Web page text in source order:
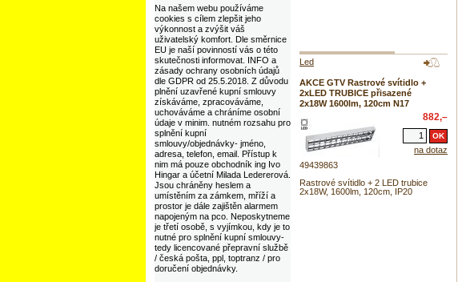
Led
AKCE GTV Rastrové svítidlo +
2xLED TRUBICE přisazené
2x18W 1600lm, 120cm N17
882,–
na dotaz
49439863
Rastrové svítidlo + 2 LED trubice
2x18W, 1600lm, 120cm, IP20
Na našem webu používáme
cookies s cílem zlepšit jeho
výkonnost a zvýšit váš
uživatelský komfort. Dle směrnice
EU je naší povinností vás o této
skutečnosti informovat. INFO a
zásady ochrany osobních údajů
dle GDPR od 25.5.2018. Z důvodu
plnění uzavřené kupní smlouvy
získáváme, zpracováváme,
uchováváme a chráníme osobní
údaje v minim. nutném rozsahu pro
splnění kupní
smlouvy/objednávky- jméno,
adresa, telefon, email. Přístup k
nim má pouze obchodník ing Ivo
Hingar a účetní Milada Ledererová.
Jsou chráněny heslem a
umístěním za zámkem, mříží a
prostor je dále zajištěn alarmem
napojeným na pco. Neposkytneme
je třetí osobě, s vyjímkou, kdy je to
nutné pro splnění kupní smlouvy-
tedy licencované přepravní službě
/ česká pošta, ppl, toptranz / pro
doručení objednávky.